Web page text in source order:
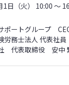
1日（火） 10:00 ～
ポートグループ
労務士法人 代表社
代表取締役 安中